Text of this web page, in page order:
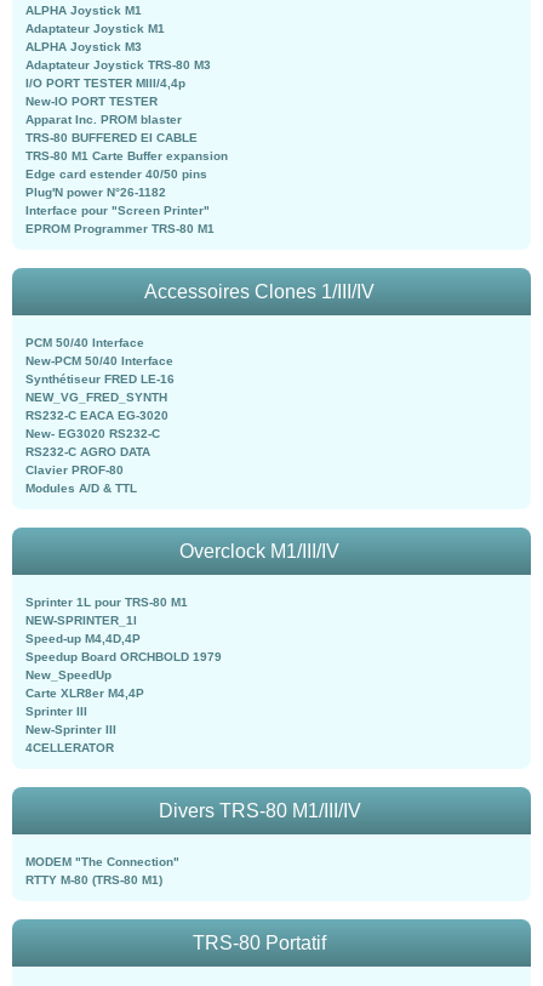
ALPHA Joystick M1
Adaptateur Joystick M1
ALPHA Joystick M3
Adaptateur Joystick TRS-80 M3
I/O PORT TESTER MIII/4,4p
New-IO PORT TESTER
Apparat Inc. PROM blaster
TRS-80 BUFFERED EI CABLE
TRS-80 M1 Carte Buffer expansion
Edge card estender 40/50 pins
Plug'N power N°26-1182
Interface pour "Screen Printer"
EPROM Programmer TRS-80 M1
Accessoires Clones 1/III/IV
PCM 50/40 Interface
New-PCM 50/40 Interface
Synthétiseur FRED LE-16
NEW_VG_FRED_SYNTH
RS232-C EACA EG-3020
New- EG3020 RS232-C
RS232-C AGRO DATA
Clavier PROF-80
Modules A/D & TTL
Overclock M1/III/IV
Sprinter 1L pour TRS-80 M1
NEW-SPRINTER_1l
Speed-up M4,4D,4P
Speedup Board ORCHBOLD 1979
New_SpeedUp
Carte XLR8er M4,4P
Sprinter III
New-Sprinter III
4CELLERATOR
Divers TRS-80 M1/III/IV
MODEM "The Connection"
RTTY M-80 (TRS-80 M1)
TRS-80 Portatif